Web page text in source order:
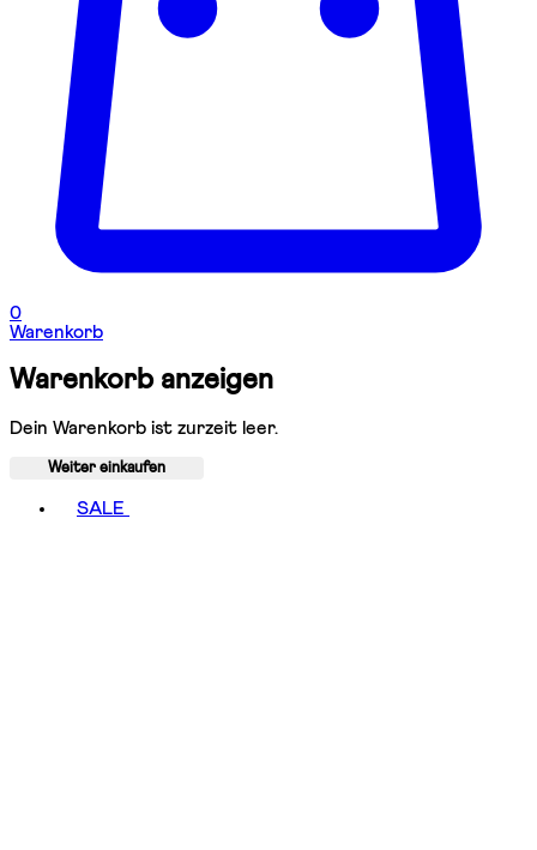
0
Warenkorb
Warenkorb anzeigen
Dein Warenkorb ist zurzeit leer.
Weiter einkaufen
SALE